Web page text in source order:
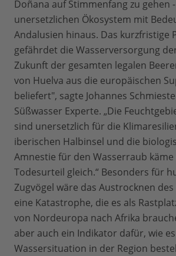
Doñana auf Stimmenfang zu gehen
unersetzlichen Ökosystem mit
Andalusien hinaus. Das kurzfristige
gefährdet die Wasserversorgung
Zukunft der gesamten legalen
von Huelva aus die europäischen
beliefert", sagte Johannes
Süßwasser Experte. „Die
sind unersetzlich für die
iberischen Halbinsel und die
Amnestie für den Wasserraub käme
Todesurteil gleich.“ Besonders für
Zugvögel wäre das Austrocknen
eine Katastrophe, die es als
von Nordeuropa nach Afrika
aber auch ein Indikator dafür, wie
Wassersituation in der Region